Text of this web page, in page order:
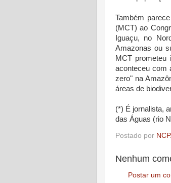
Também
(MCT) ao
Iguaçu, no
Amazonas ou
MCT
aconteceu com
zero" na
áreas de
(*) É jornalista,
das Águas (rio
Postado por
Nenhum
Postar um